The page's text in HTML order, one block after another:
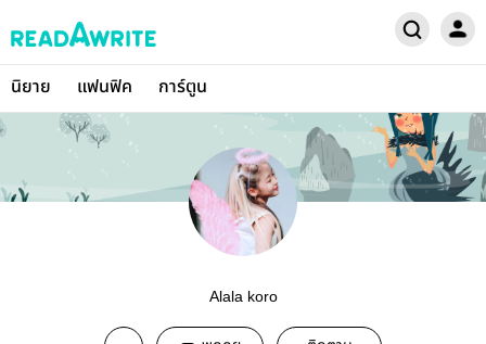
นิยาย แฟนฟิค การ์ตูน
Alala koro